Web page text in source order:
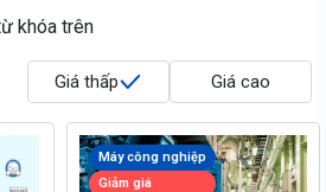
khóa trên
Giá thấp Giá cao
Máy công nghiệp
Giảm giá